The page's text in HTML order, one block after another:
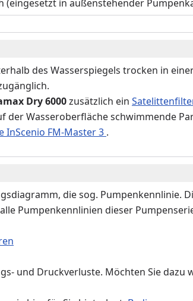
(eingesetzt in außenstehender
des Wasserspiegels trocken in
Dry 6000zusätzlich ein
der Wasseroberfläche schwimmende
InScenio FM-Master 3 .
die sog. Pumpenkennlinie.
Pumpenkennlinien dieser
und Druckverluste. Möchten Sie dazu